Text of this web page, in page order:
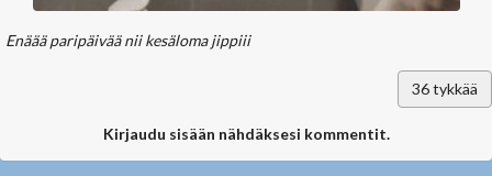
Enäää paripäivää nii kesäloma jippiii
36tykkää
Kirjaudu sisään nähdäksesi kommentit.